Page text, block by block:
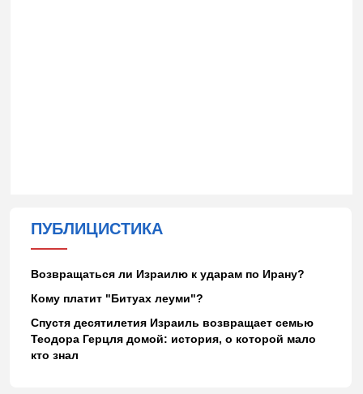
ПУБЛИЦИСТИКА
Возвращаться ли Израилю к ударам по Ирану?
Кому платит "Битуах леуми"?
Спустя десятилетия Израиль возвращает семью
Теодора Герцля домой: история, о которой мало
кто знал